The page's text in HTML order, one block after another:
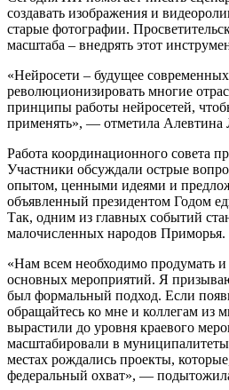
создавать изображения и
старые фотографии.
масштаба – внедрять этот
«Нейросети – будущее
революционизировать многие
принципы работы нейросетей,
применять», — отметила Алевтина
Работа координационного совета
Участники обсуждали острые
опытом, ценными идеями и
объявленный президентом Годом
Так, одним из главных событий
малочисленных народов Приморья.
«Нам всем необходимо продумать
основных мероприятий. Я
был формальный подход. Если
обращайтесь ко мне и коллегам из
вырастили до уровня краевого
масштабировали в
местах рождались проекты,
федеральный охват», —